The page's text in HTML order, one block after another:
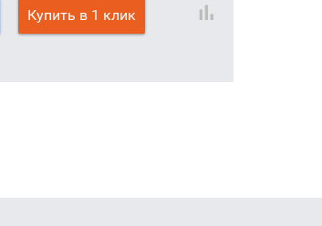
Купить в 1 клик